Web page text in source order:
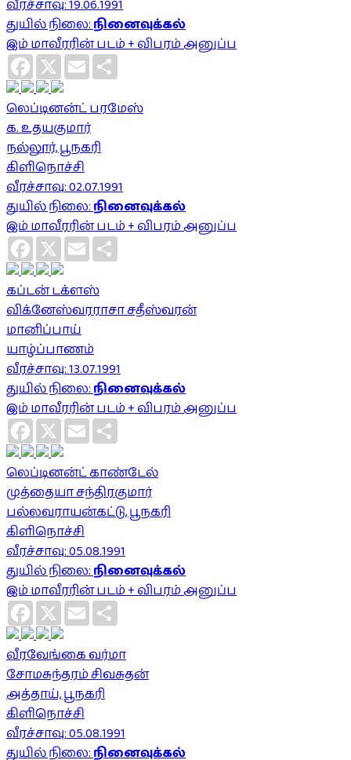
வீரச்சாவு: 19.06.1991
துயில் நிலை:நினைவுக்கல்
இம் மாவீரரின் படம் + விபரம் அனுப்ப
Facebook
X Email
லெப்டினன்ட் பரமேஸ்
க. உதயகுமார்
நல்லூர், பூநகரி
கிளிநொச்சி
வீரச்சாவு: 02.07.1991
துயில் நிலை:நினைவுக்கல்
இம் மாவீரரின் படம் + விபரம் அனுப்ப
Facebook
X Email
கப்டன் டக்ளஸ்
விக்னேஸ்வரராசா சதீஸ்வரன்
மானிப்பாய்
யாழ்ப்பாணம்
வீரச்சாவு: 13.07.1991
துயில் நிலை:நினைவுக்கல்
இம் மாவீரரின் படம் + விபரம் அனுப்ப
Facebook
X Email
லெப்டினன்ட் காண்டேல்
முத்தையா சந்திரகுமார்
பல்லவராயன்கட்டு, பூநகரி
கிளிநொச்சி
வீரச்சாவு: 05.08.1991
துயில் நிலை:நினைவுக்கல்
இம் மாவீரரின் படம் + விபரம் அனுப்ப
Facebook
X Email
வீரவேங்கை வர்மா
சோமசுந்தரம் சிவசுதன்
அத்தாய், பூநகரி
கிளிநொச்சி
வீரச்சாவு: 05.08.1991
துயில் நிலை:நினைவுக்கல்